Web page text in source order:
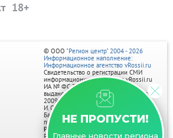
НЕ ПРОПУСТИ!
Главные новости региона
© ООО "Регион центр" 2004 - 2026
Информационное наполнение:
Информационное агентство vRossii.ru
Свидетельство о регистрации СМИ
информационного агентства vRossii.ru
ИА № ФС 77‑35502
выдано РОСКОМНАДЗОРом 04 марта
2009г.
И. О. Главного редактора Нарыков А. Н.
Баннеры на портале размещаются на
правах рекламы.
Реклама на портале:
Рекламное агентство "Умный маркетинг"